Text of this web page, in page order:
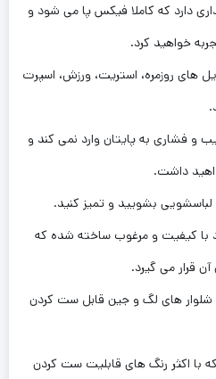
دارد که کاملا فیکس پا می شود و
خواهید کرد.
های روزمره، استریت، ورزش، اسپرت
و فشاری به پایتان وارد نمی کند و
داشت.
لباسشویی بشویید و تمیز کنید.
با کیفیت و مرغوب ساخته شده که
قرار می گیرد.
شلوار های لگ و جین قابل ست کردن
با اکثر رنگ های قابلیت ست کردن